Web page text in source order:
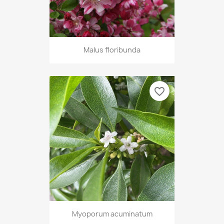
Malus floribunda
Myoporum acuminatum
favorite_border